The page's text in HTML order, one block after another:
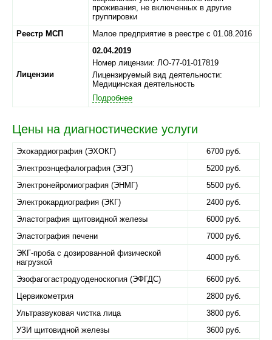
проживания, не включенных в другие
группировки
Реестр МСП
Малое предприятие в реестре с 01.08.2016
Лицензии
02.04.2019
Номер лицензии: ЛО-77-01-017819
Лицензируемый вид деятельности:
Медицинская деятельность
Подробнее
Цены на диагностические услуги
Эхокардиография (ЭХОКГ)
6700 руб.
Электроэнцефалография (ЭЭГ)
5200 руб.
Электронейромиография (ЭНМГ)
5500 руб.
Электрокардиография (ЭКГ)
2400 руб.
Эластография щитовидной железы
6000 руб.
Эластография печени
7000 руб.
ЭКГ-проба с дозированной физической
нагрузкой
4000 руб.
Эзофагогастродуоденоскопия (ЭФГДС)
6600 руб.
Цервикометрия
2800 руб.
Ультразвуковая чистка лица
3800 руб.
УЗИ щитовидной железы
3600 руб.